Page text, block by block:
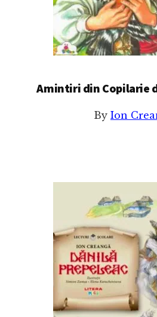
Amintiri din Copilarie
By Ion